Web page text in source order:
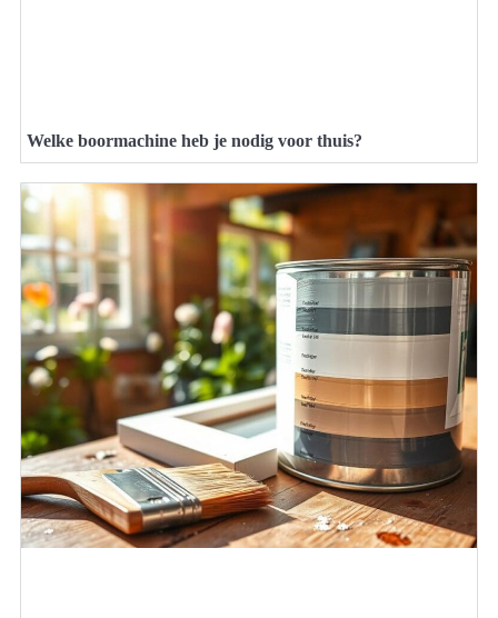
Welke boormachine heb je nodig voor thuis?